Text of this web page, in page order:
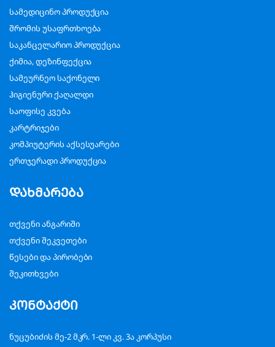
სამედიცინო პროდუქცია
შრომის უსაფრთხოება
საკანცელარიო პროდუქცია
ქიმია, დეზინფექცია
სამეურნეო საქონელი
ჰიგიენური ქაღალდი
საოფისე კვება
კარტრიჯები
კომპიუტერის აქსესუარები
ერთჯერადი პროდუქცია
დახმარება
თქვენი ანგარიში
თქვენი შეკვეთები
წესები და პირობები
შეკითხვები
კონტაქტი
ნუცუბიძის მე-2 მკრ. 1-ლი კვ. 3ა კორპუსი